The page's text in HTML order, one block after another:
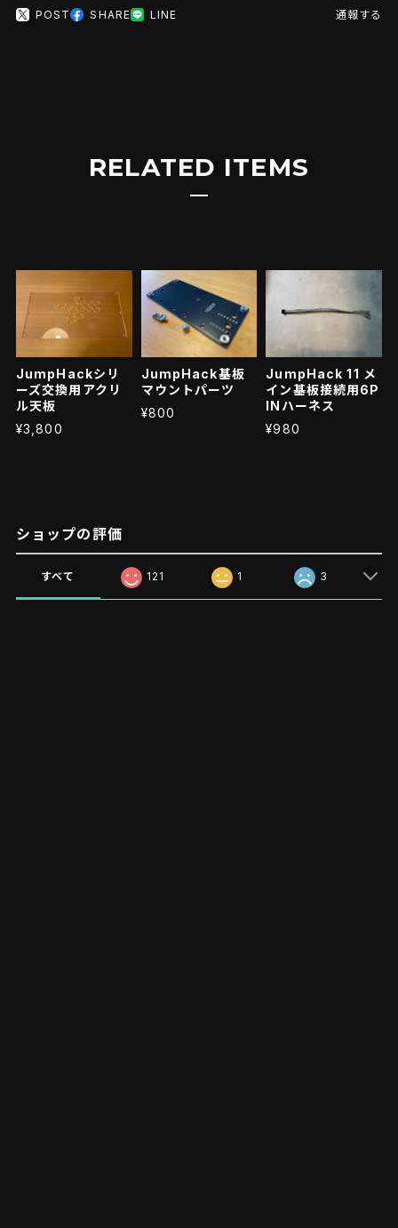
POST SHARE LINE 通報する
RELATED ITEMS
JumpHackシリ
ーズ交換用アクリ
ル天板
¥3,800
JumpHack基板
マウントパーツ
¥800
JumpHack 11 メ
イン基板接続用6P
INハーネス
¥980
ショップの評価
すべて 121 1 3